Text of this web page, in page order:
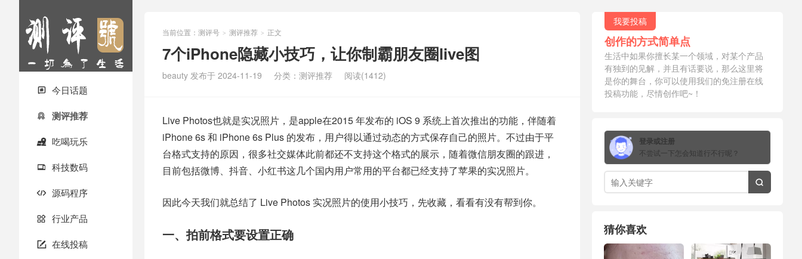
 今日话题
 测评推荐
 吃喝玩乐
 科技数码
 源码程序
 行业产品
 在线投稿
当前位置： 测评号 > 测评推荐 > 正文
7个iPhone隐藏小技巧，让你制霸朋友圈live图
beauty 发布于 2024-11-19 分类： 测评推荐 阅读(1412)
Live Photos也就是实况照片，是apple在2015 年发布的 iOS 9 系统上首次推出的功能，伴随着
iPhone 6s 和 iPhone 6s Plus 的发布，用户得以通过动态的方式保存自己的照片。不过由于平
台格式支持的原因，很多社交媒体此前都还不支持这个格式的展示，随着微信朋友圈的跟进，
目前包括微博、抖音、小红书这几个国内用户常用的平台都已经支持了苹果的实况照片。
因此今天我们就总结了 Live Photos 实况照片的使用小技巧，先收藏，看看有没有帮到你。
一、拍前格式要设置正确
我要投稿
创作的方式简单点
生活中如果你擅长某一个领域，对某个产品
有独到的见解，并且有话要说，那么这里将
是你的舞台，你可以使用我们的免注册在线
投稿功能，尽情创作吧~！
登录或注册
不尝试一下怎会知道行不行呢？

猜你喜欢